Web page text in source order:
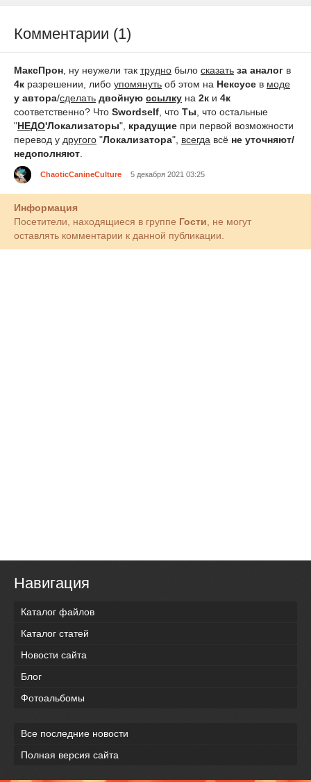
Комментарии (1)
МаксПрон , ну неужели так трудно было сказать за аналог в
4к разрешении, либо упомянуть об этом на Нексусе в моде
у автора/сделать двойную ссылку на 2к и 4к
соответственно? Что Swordself , что Ты , что остальные
"НЕДО'Локализаторы", крадущие при первой возможности
перевод у другого "Локализатора", всегда всё не уточняют/
недополняют
ChaoticCanineCulture 5 декабря 2021 03:25
Информация
Посетители, находящиеся в группе Гости , не могут
оставлять комментарии к данной публикации.
Навигация
Каталог файлов
Каталог статей
Новости сайта
Блог
Фотоальбомы
Все последние новости
Полная версия сайта